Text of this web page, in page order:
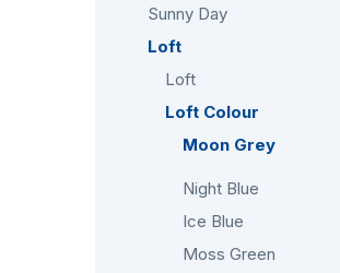
Sunny Day
Loft
Loft
Loft Colour
Moon Grey
Night Blue
Ice Blue
Moss Green